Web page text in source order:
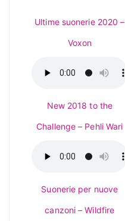
Ultime suonerie 2020 –
Voxon
New 2018 to the
Challenge – Pehli Wari
Suonerie per nuove
canzoni – Wildfire